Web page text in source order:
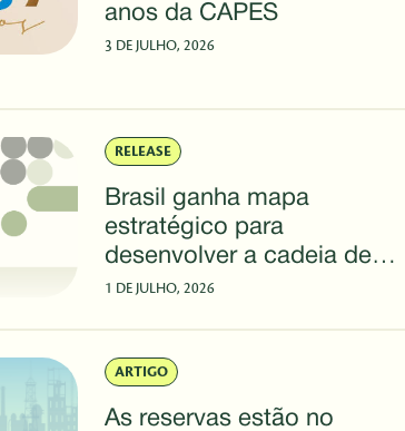
anos da CAPES
3 DE JULHO, 2026
RELEASE
Brasil ganha mapa
estratégico para
desenvolver a cadeia de
valor de terras raras até
1 DE JULHO, 2026
ARTIGO
As reservas estão no